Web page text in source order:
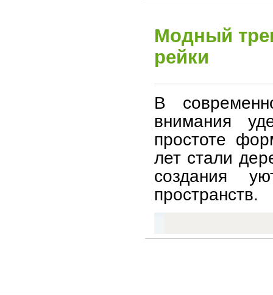
Модный
рейки
В
внимания
простоте
лет стали
создания
пространств.